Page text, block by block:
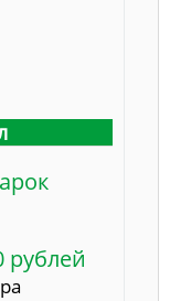
рублей